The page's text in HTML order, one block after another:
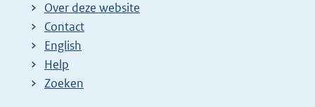
Over deze website
Contact
English
Help
Zoeken